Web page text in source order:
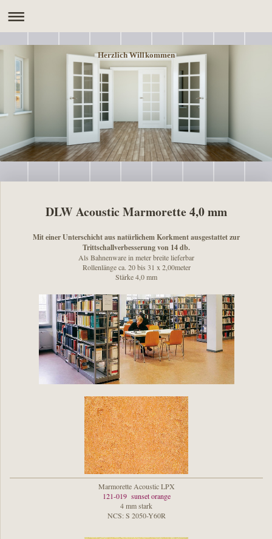
Herzlich Willkommen
DLW Acoustic Marmorette 4,0 mm
Mit einer Unterschicht aus natürlichem Korkment ausgestattet zur
Trittschallverbesserung von 14 db.
Als Bahnenware in meter breite lieferbar
Rollenlänge ca. 20 bis 31 x 2,00meter
Stärke 4,0 mm
Marmorette Acoustic LPX
121-019 sunset orange
4 mm stark
NCS: S 2050-Y60R